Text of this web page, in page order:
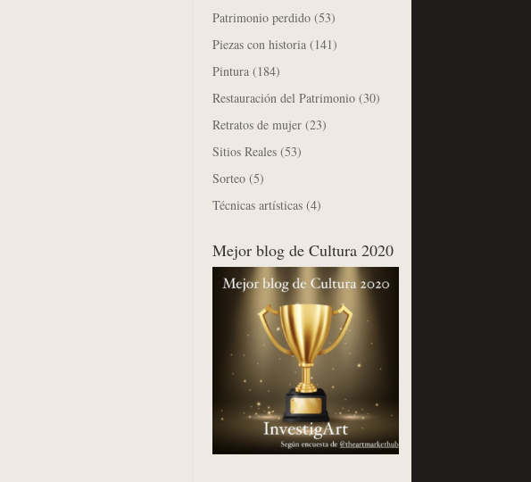
Patrimonio perdido (53)
Piezas con historia (141)
Pintura (184)
Restauración del Patrimonio (30)
Retratos de mujer (23)
Sitios Reales (53)
Sorteo (5)
Técnicas artísticas (4)
Mejor blog de Cultura 2020